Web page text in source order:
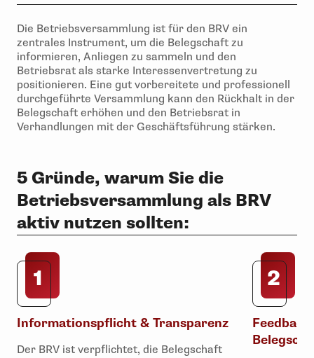
Die Betriebsversammlung ist für den BRV ein
zentrales Instrument, um die Belegschaft zu
informieren, Anliegen zu sammeln und den
Betriebsrat als starke Interessenvertretung zu
positionieren. Eine gut vorbereitete und professionell
durchgeführte Versammlung kann den Rückhalt in der
Belegschaft erhöhen und den Betriebsrat in
Verhandlungen mit der Geschäftsführung stärken.
5 Gründe, warum Sie die
Betriebsversammlung als BRV
aktiv nutzen sollten:
Informationspflicht & Transparenz
Der BRV ist verpflichtet, die Belegschaft